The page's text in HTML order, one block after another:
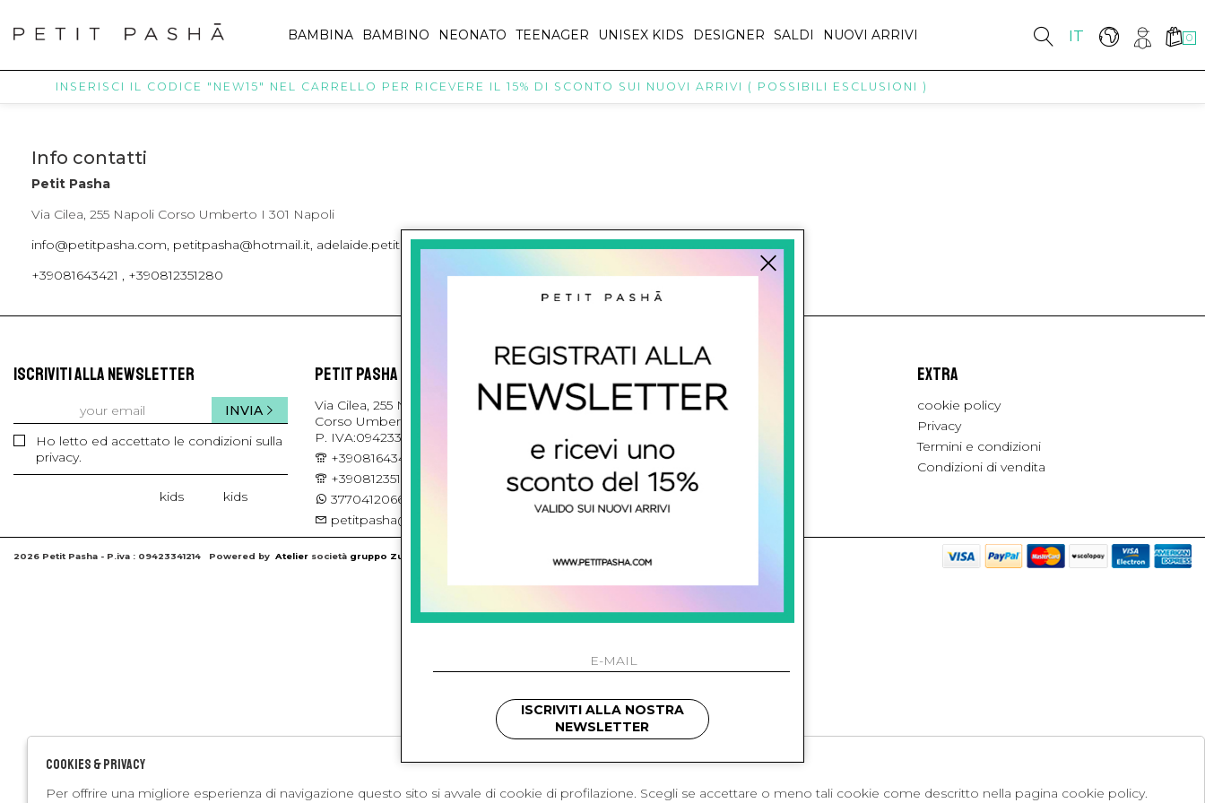
IT 0
BAMBINA BAMBINO NEONATO TEENAGER UNISEX KIDS DESIGNER SALDI NUOVI ARRIVI
INSERISCI IL CODICE "NEW15" NEL CARRELLO PER RICEVERE IL 15% DI SCONTO SUI NUOVI ARRIVI ( POSSIBILI ESCLUSIONI )
Info contatti
Petit Pasha
Via Cilea, 255 Napoli Corso Umberto I 301 Napoli
info@petitpasha.com, petitpasha@hotmail.it, adelaide.petitpasha@hotmail.com
+39081643421 , +390812351280
ISCRIVITI ALLA NEWSLETTER
Ho letto ed accettato le condizioni sulla
privacy.
INVIA
kids kids
PETIT PASHA
Via Cilea, 255 Napoli
Corso Umberto I 301 Napoli - Italia
P. IVA:09423341214
+39081643421
+390812351280
3770412066 , 3397314295
petitpasha@hotmail.it
L'azienda
Contatti
Pagamenti
Spedizione
EXTRA
cookie policy
Privacy
Termini e condizioni
Condizioni di vendita
2026 Petit Pasha - P.iva : 09423341214 Powered by Atelier società gruppo Zucchetti
ISCRIVITI ALLA NOSTRA
NEWSLETTER
Cookies & Privacy
Per offrire una migliore esperienza di navigazione questo sito si avvale di cookie di profilazione. Scegli se accettare o meno tali cookie come descritto nella pagina cookie policy.